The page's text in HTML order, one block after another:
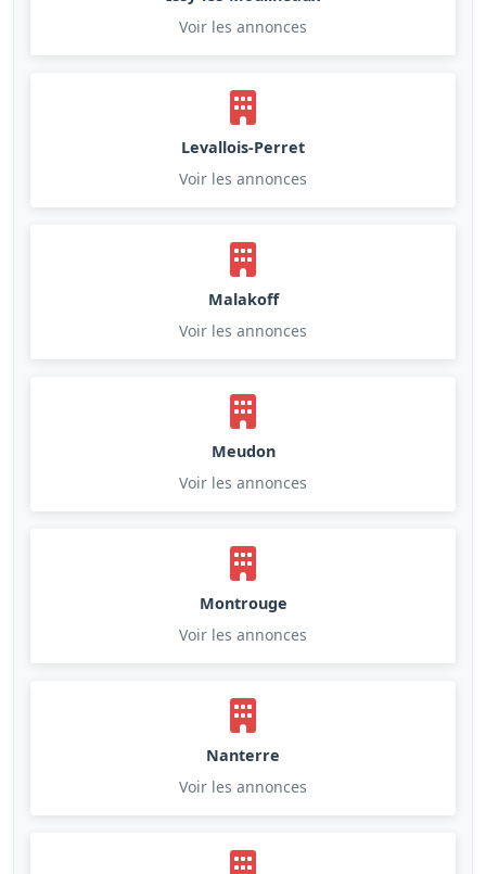
Voir les annonces
Levallois-Perret
Voir les annonces
Malakoff
Voir les annonces
Meudon
Voir les annonces
Montrouge
Voir les annonces
Nanterre
Voir les annonces